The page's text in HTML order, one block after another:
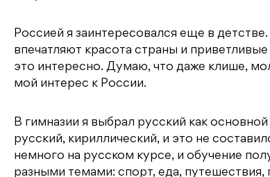
Россией я заинтересовался еще в
впечатляют красота страны и
это интересно. Думаю, что даже клише,
мой интерес к России.
В гимназии я выбрал русский как
русский, кириллический, и это не
немного на русском курсе, и обучение
разными темами: спорт, еда, путешествия,